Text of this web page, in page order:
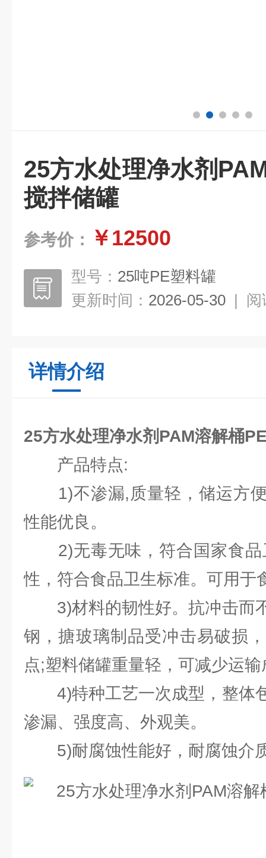
25方水处理净水剂
搅拌储罐
参考价： ￥12500
型号： 25吨PE塑料罐
更新时间： 2026-05-30 | 阅
详情介绍
25方水处理净水剂PAM溶解桶
产品特点:
1)不渗漏,质量轻，储运方便
性能优良。
2)无毒无味，符合国家食品
性，符合食品卫生标准。可用于
3)材料的韧性好。抗冲击而
钢，搪玻璃制品受冲击易破损
点;塑料储罐重量轻，可减少运输
4)特种工艺一次成型，整体
渗漏、强度高、外观美。
5)耐腐蚀性能好，耐腐蚀介